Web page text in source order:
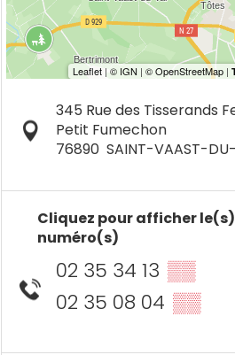
345 Rue des Tisserands
Petit Fumechon
76890 SAINT-VAAST-
Cliquez pour afficher le(s)
numéro(s)
02 35 34 13 ▒▒
02 35 08 04 ▒▒